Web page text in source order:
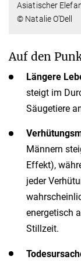
Asiatischer
© Natalie O’Dell
Auf den
Längere
steigt im
Säugetiere
Männern
Effekt),
jeder
energetisch
Stillzeit.